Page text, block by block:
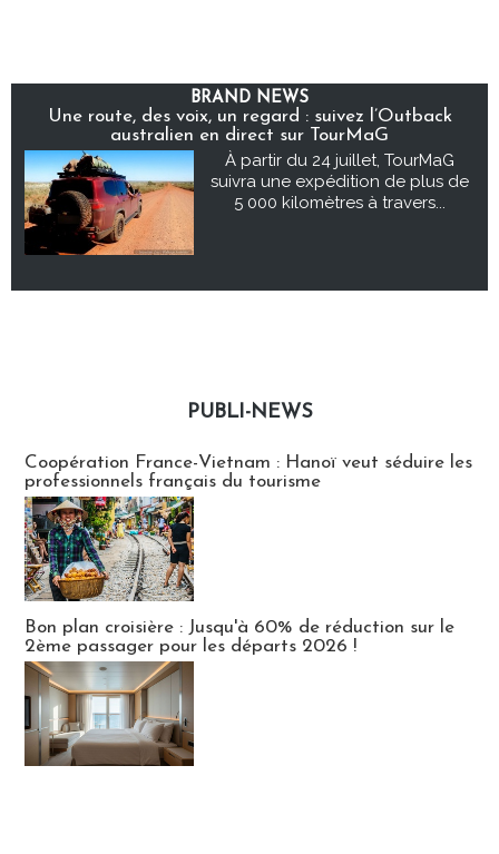
BRAND NEWS
Une route, des voix, un regard : suivez l’Outback
australien en direct sur TourMaG
À partir du 24 juillet, TourMaG
suivra une expédition de plus de
5 000 kilomètres à travers...
PUBLI-NEWS
Coopération France-Vietnam : Hanoï veut séduire les
professionnels français du tourisme
Bon plan croisière : Jusqu'à 60% de réduction sur le
2ème passager pour les départs 2026 !